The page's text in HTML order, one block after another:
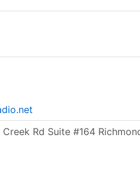
Rd Suite #164